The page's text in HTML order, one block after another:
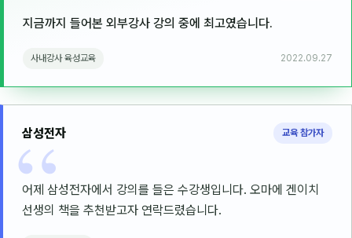
정일영
조안나
조은아
최지혜
홍은표
지금까지 들어본 외부강사 강의 중에 최고였습니다.
사내강사 육성교육 2022.09.27
삼성전자 교육 참가자
어제 삼성전자에서 강의를 들은 수강생입니다. 오마에 겐이치
선생의 책을 추천받고자 연락드렸습니다.